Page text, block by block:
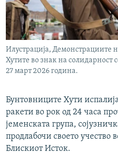
Илустрација, Демонстрациите
Хутите во знак на солидарност
27 март 2026 година.
Бунтовниците Хути
ракети во рок од 24 часа
јеменската група,
продлабочи своето учество
Блискиот Исток.